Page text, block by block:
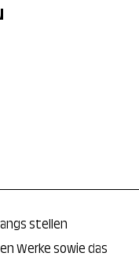
stellen
Werke sowie das